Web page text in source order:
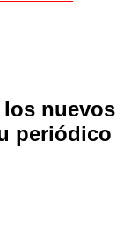
nuevos
periódico